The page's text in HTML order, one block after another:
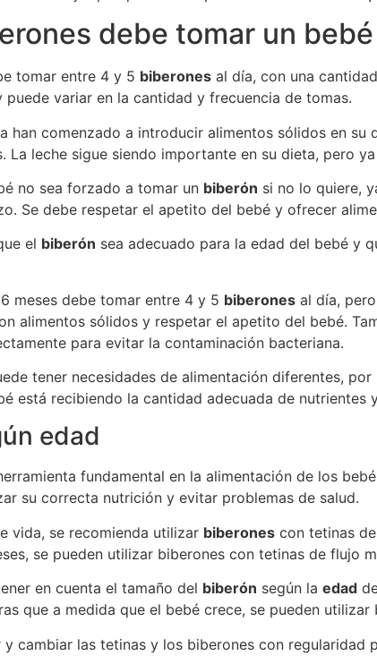
debe tomar un
tomar entre 4 y 5 biberones al día, con una
variar en la cantidad y frecuencia de tomas.
han comenzado a introducir alimentos sólidos en su
La leche sigue siendo importante en su dieta, pero
no sea forzado a tomar un biberón si no lo quiere,
Se debe respetar el apetito del bebé y ofrecer
el biberón sea adecuado para la edad del bebé y
meses debe tomar entre 4 y 5 biberones al día,
alimentos sólidos y respetar el apetito del bebé.
para evitar la contaminación bacteriana.
tener necesidades de alimentación diferentes,
está recibiendo la cantidad adecuada de nutrientes
edad
fundamental en la alimentación de los
su correcta nutrición y evitar problemas de salud.
vida, se recomienda utilizar biberones con tetinas
se pueden utilizar biberones con tetinas de flujo
en cuenta el tamaño del biberón según la edad
que a medida que el bebé crece, se pueden
y cambiar las tetinas y los biberones con